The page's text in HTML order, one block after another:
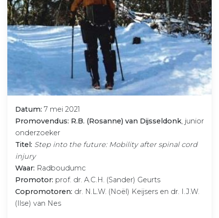
Datum: 7 mei 2021
Promovendus: R.B. (Rosanne) van Dijsseldonk, junior
onderzoeker
Titel: Step into the future: Mobility after spinal cord
injury
Waar: Radboudumc
Promotor: prof. dr. A.C.H. (Sander) Geurts
Copromotoren: dr. N.L.W. (Noël) Keijsers en dr. I.J.W.
(Ilse) van Nes